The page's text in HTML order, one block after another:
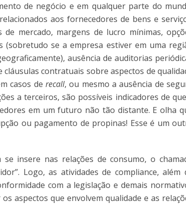
de negócio e em qualquer parte do
aos fornecedores de bens e
mercado, margens de lucro mínimas,
(sobretudo se a empresa estiver em uma
ausência de auditorias
cláusulas contratuais sobre aspectos de
casos de recall, ou mesmo a ausência de
a terceiros, são possíveis indicadores de
em um futuro não tão distante. E olha
ou pagamento de propinas! Esse é um
insere nas relações de consumo, o
Logo, as atividades de compliance, além
com a legislação e demais
aspectos que envolvem qualidade e as